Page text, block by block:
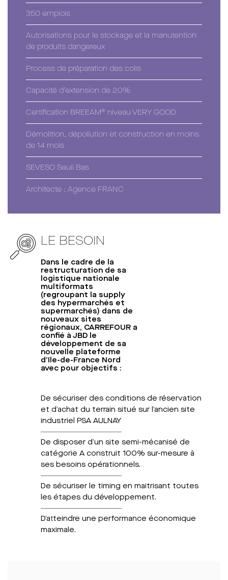
350 emplois
Autorisations pour le stockage et la manutention
de produits dangereux
Process de préparation des colis
Capacité d’extension de 20%
Certification BREEAM® niveau VERY GOOD
Démolition, dépollution et construction en moins
de 14 mois
SEVESO Seuil Bas
Architecte : Agence FRANC
LE BESOIN
Dans le cadre de la
restructuration de sa
logistique nationale
multiformats
(regroupant la supply
des hypermarchés et
supermarchés) dans de
nouveaux sites
régionaux, CARREFOUR a
confié à JBD le
développement de sa
nouvelle plateforme
d’Ile-de-France Nord
avec pour objectifs :
De sécuriser des conditions de réservation
et d’achat du terrain situé sur l’ancien site
industriel PSA AULNAY
De disposer d’un site semi-mécanisé de
catégorie A construit 100% sur-mesure à
ses besoins opérationnels.
De sécuriser le timing en maitrisant toutes
les étapes du développement.
D’atteindre une performance économique
maximale.